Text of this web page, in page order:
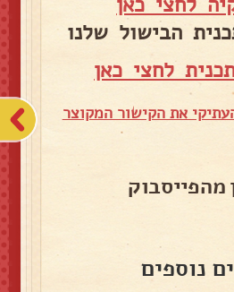
הבישול שלנו
לחצי כאן
את הקישור המקוצר
מהפייסבוק
נוספים